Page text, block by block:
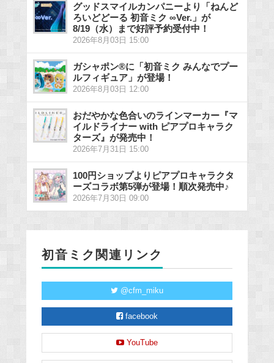
グッドスマイルカンパニーより「ねんど
ろいどどーる 初音ミク ∞Ver.」が
8/19（水）まで好評予約受付中！
2026年8月03日 15:00
ガシャポン®に「初音ミク みんなでプー
ルフィギュア」が登場！
2026年8月03日 12:00
おだやかな色合いのラインマーカー『マ
イルドライナー with ピアプロキャラク
ターズ』が発売中！
2026年7月31日 15:00
100円ショップよりピアプロキャラクタ
ーズコラボ第5弾が登場！順次発売中♪
2026年7月30日 09:00
初音ミク関連リンク
@cfm_miku
facebook
YouTube